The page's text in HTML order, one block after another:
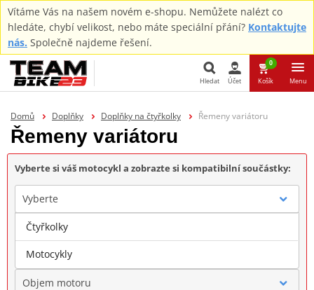
Vítáme Vás na našem novém e-shopu. Nemůžete nalézt co
hledáte, chybí velikost, nebo máte speciální přání? Kontaktujte
nás. Společně najdeme řešení.
Hledat
Hledat Účet
0
Košík Menu
Domů Doplňky Doplňky na čtyřkolky Řemeny variátoru
Řemeny variátoru
Vyberte si váš motocykl a zobrazte si kompatibilní součástky:
Vyberte
Značka
Objem motoru
Čtyřkolky
Motocykly